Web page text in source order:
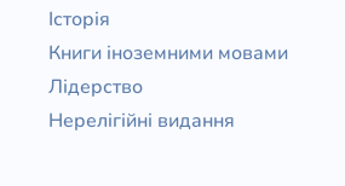
Історія
Книги іноземними мовами
Лідерство
Нерелігійні видання